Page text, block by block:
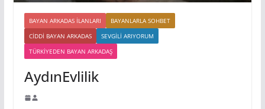
BAYAN ARKADAS ILANLARI
BAYANLARLA SOHBET
CIDDI BAYAN ARKADAS
SEVGILI ARIYORUM
TÜRKIYEDEN BAYAN ARKADAŞ
AydınEvlilik